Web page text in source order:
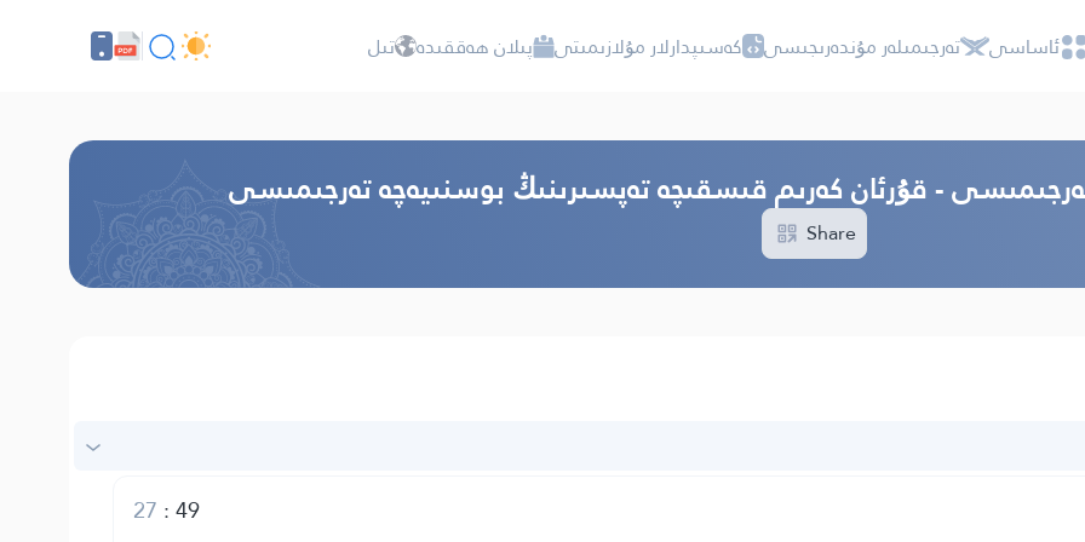
ئاساسى تەرجىمىلەر مۇندەرىجىسى كەسىپدارلار مۇلازىمىتى پىلان ھەققىدە تىل
تەرجىمىسى - قۇرئان كەرىم قىسقىچە تەپسىرىنىڭ بوسنىيەچە تەرجىمىسى
Share
49
:
27